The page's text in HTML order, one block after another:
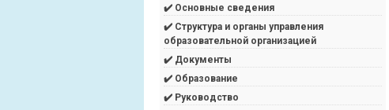
✔️ Основные сведения
✔️ Структура и органы управления
образовательной организацией
✔️ Документы
✔️ Образование
✔️ Руководство